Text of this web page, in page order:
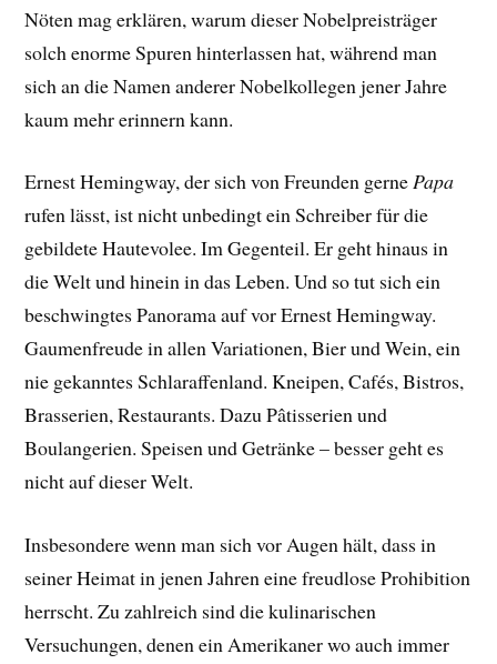
Nöten mag erklären, warum dieser Nobelpreisträger
solch enorme Spuren hinterlassen hat, während man
sich an die Namen anderer Nobelkollegen jener Jahre
kaum mehr erinnern kann.
Ernest Hemingway, der sich von Freunden gernePapa
rufen lässt, ist nicht unbedingt ein Schreiber für die
gebildete Hautevolee. Im Gegenteil. Er geht hinaus in
die Welt und hinein in das Leben. Und so tut sich ein
beschwingtes Panorama auf vor Ernest Hemingway.
Gaumenfreude in allen Variationen, Bier und Wein, ein
nie gekanntes Schlaraffenland. Kneipen, Cafés, Bistros,
Brasserien, Restaurants. Dazu Pâtisserien und
Boulangerien. Speisen und Getränke – besser geht es
nicht auf dieser Welt.
Insbesondere wenn man sich vor Augen hält, dass in
seiner Heimat in jenen Jahren eine freudlose Prohibition
herrscht. Zu zahlreich sind die kulinarischen
Versuchungen, denen ein Amerikaner wo auch immer